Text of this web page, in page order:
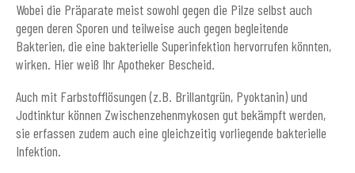
Wobei die Präparate meist sowohl gegen die Pilze selbst auch
gegen deren Sporen und teilweise auch gegen begleitende
Bakterien, die eine bakterielle Superinfektion hervorrufen könnten,
wirken. Hier weiß Ihr Apotheker Bescheid.
Auch mit Farbstofflösungen (z.B. Brillantgrün, Pyoktanin) und
Jodtinktur können Zwischenzehenmykosen gut bekämpft werden,
sie erfassen zudem auch eine gleichzeitig vorliegende bakterielle
Infektion.